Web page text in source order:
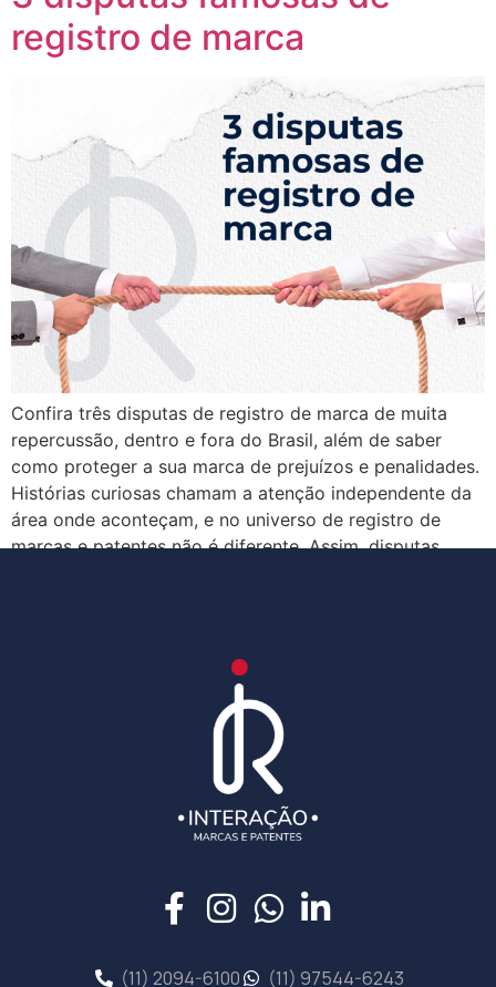
registro de marca
Confira três disputas de registro de marca de muita
repercussão, dentro e fora do Brasil, além de saber
como proteger a sua marca de prejuízos e penalidades.
Histórias curiosas chamam a atenção independente da
área onde aconteçam, e no universo de registro de
marcas e patentes não é diferente. Assim, disputas
(11) 2094-6100 (11) 97544-6243